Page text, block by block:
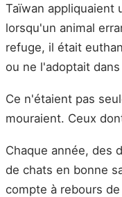
Taïwan appliquaient
lorsqu'un animal
refuge, il était
ou ne l'adoptait
Ce n'étaient pas
mouraient. Ceux
Chaque année, des
de chats en bonne
compte à rebours